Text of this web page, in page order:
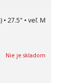
27.5" • veľ. M
Nie je skladom